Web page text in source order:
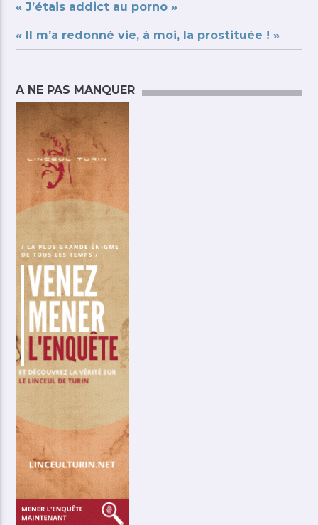
« J’étais addict au porno »
« Il m’a redonné vie, à moi, la prostituée ! »
A NE PAS MANQUER